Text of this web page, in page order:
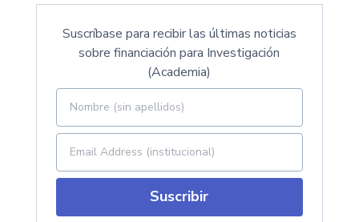
Suscríbase para recibir las últimas noticias
sobre financiación para Investigación
(Academia)
Suscribir